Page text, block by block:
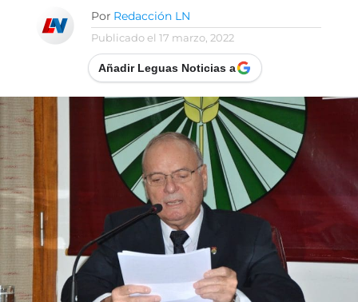
Por Redacción LN
Publicado el 17 marzo, 2022
Añadir Leguas Noticias a